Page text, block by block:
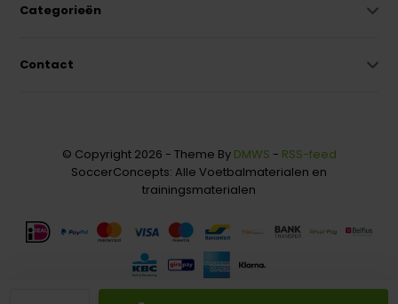
Categorieën
Contact
© Copyright 2026 - Theme By DMWS - RSS-feed
SoccerConcepts: Alle Voetbalmaterialen en
trainingsmaterialen